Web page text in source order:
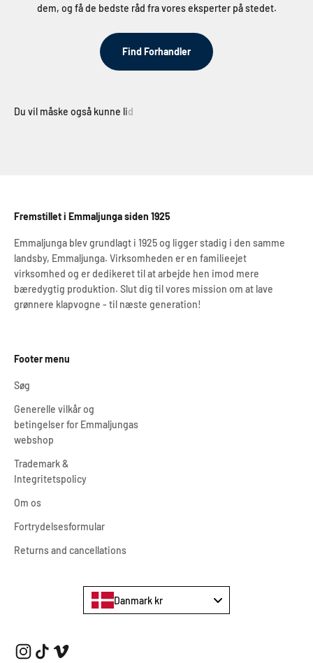
dem, og få de bedste råd fra vores eksperter på stedet.
Find Forhandler
Fremstillet i Emmaljunga siden 1925
Emmaljunga blev grundlagt i 1925 og ligger stadig i den samme
landsby, Emmaljunga. Virksomheden er en familieejet
virksomhed og er dedikeret til at arbejde hen imod mere
bæredygtig produktion. Slut dig til vores mission om at lave
grønnere klapvogne - til næste generation!
Footer menu
Søg
Generelle vilkår og
betingelser for Emmaljungas
webshop
Trademark &
Integritetspolicy
Om os
Fortrydelsesformular
Returns and cancellations
Danmark kr